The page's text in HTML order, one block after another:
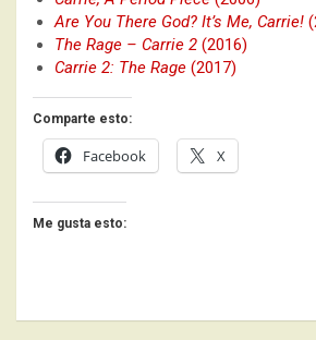
Are You There God? It’s Me, Carrie!
The Rage – Carrie 2 (2016)
Carrie 2: The Rage (2017)
Comparte esto:
Facebook X
Me gusta esto: